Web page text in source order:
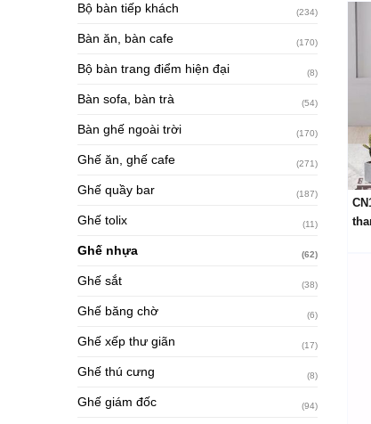
Bộ bàn tiếp khách (234)
Bàn ăn, bàn cafe (170)
Bộ bàn trang điểm hiện đại (8)
Bàn sofa, bàn trà (54)
Bàn ghế ngoài trời (170)
Ghế ăn, ghế cafe (271)
Ghế quầy bar (187)
Ghế tolix (11)
Ghế nhựa (62)
Ghế sắt (38)
Ghế băng chờ (6)
Ghế xếp thư giãn (17)
Ghế thú cưng (8)
Ghế giám đốc (94)